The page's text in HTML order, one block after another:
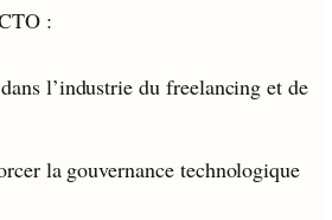
:
l’industrie du freelancing et de
la gouvernance technologique